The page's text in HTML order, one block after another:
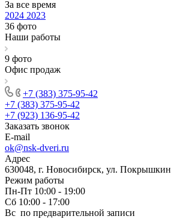
За все время
2024 2023
36 фото
Наши работы
9 фото
Офис продаж
+7 (383) 375-95-42
+7 (383) 375-95-42
+7 (923) 136-95-42
Заказать звонок
E-mail
ok@nsk-dveri.ru
Адрес
630048, г. Новосибирск, ул.
Режим работы
Пн-Пт 10:00 - 19:00
Сб 10:00 - 17:00
Вс по предварительной записи